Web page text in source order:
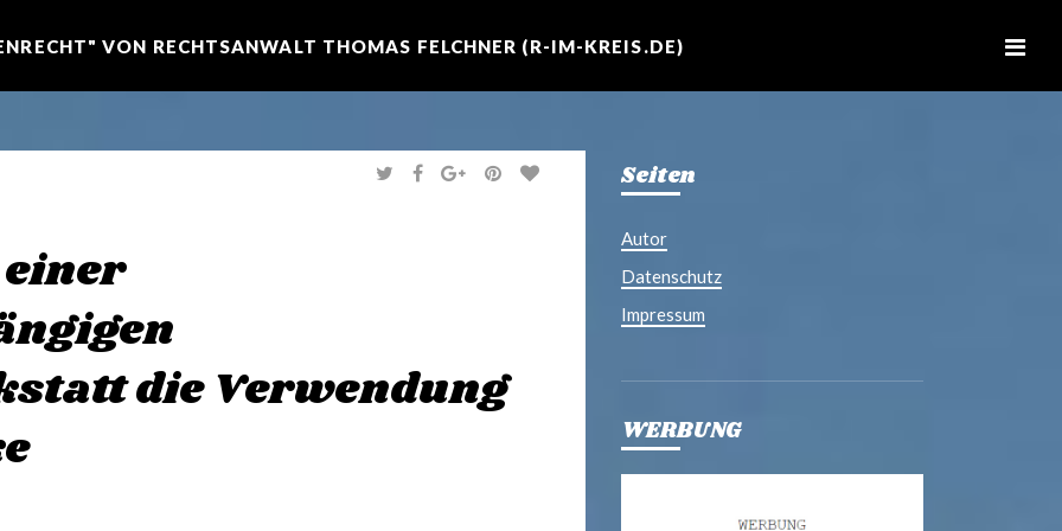
VON RECHTSANWALT THOMAS FELCHNER (R-IM-KREIS.DE)
T
W
F
A
G
O
P
I
die Verwendung
Seiten
Autor
Datenschutz
Impressum
WERBUNG